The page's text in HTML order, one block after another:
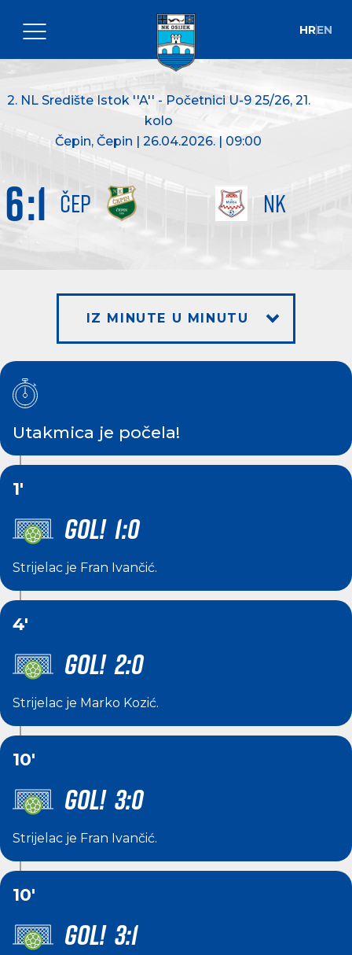
HREN
2. NL Središte Istok ''A'' - Početnici U-9 25/26, 21.
kolo
Čepin, Čepin | 26.04.2026. | 09:00
ČEP NK
6:1
IZ MINUTE U MINUTU
Utakmica je počela!
1'
GOL! 1:0
Strijelac je Fran Ivančić.
4'
GOL! 2:0
Strijelac je Marko Kozić.
10'
GOL! 3:0
Strijelac je Fran Ivančić.
10'
GOL! 3:1